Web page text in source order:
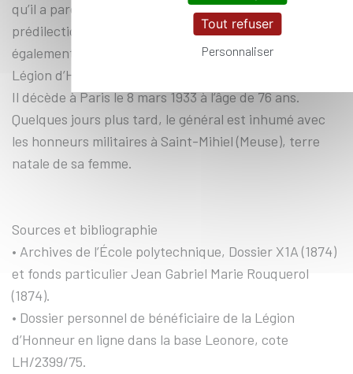
qu’il a parcourus ou rendant hommage à son arme de
prédilection : l’artillerie [5]. Le 10 juillet 1919, il est
également élevé à la dignité de Grand Officier de la
Légion d’Honneur.
Il décède à Paris le 8 mars 1933 à l’âge de 76 ans.
Quelques jours plus tard, le général est inhumé avec
les honneurs militaires à Saint-Mihiel (Meuse), terre
natale de sa femme.
Sources et bibliographie
• Archives de l’École polytechnique, Dossier X1A (1874)
et fonds particulier Jean Gabriel Marie Rouquerol
(1874).
• Dossier personnel de bénéficiaire de la Légion
d’Honneur en ligne dans la base Leonore, cote
LH/2399/75.
Tout refuser
Personnaliser